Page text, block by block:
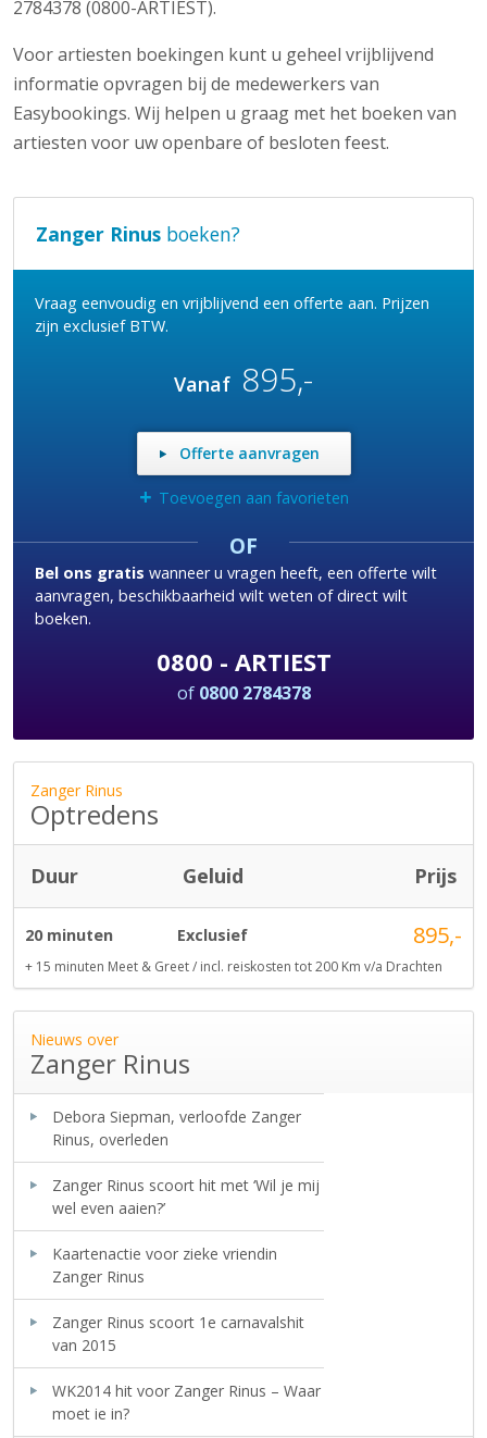
2784378 (0800-ARTIEST).
Voor artiesten boekingen kunt u geheel vrijblijvend
informatie opvragen bij de medewerkers van
Easybookings. Wij helpen u graag met het boeken van
artiesten voor uw openbare of besloten feest.
Zanger Rinus boeken?
Vraag eenvoudig en vrijblijvend een offerte aan. Prijzen
zijn exclusief BTW.
Vanaf 895,-
Offerte aanvragen
+ Toevoegen aan favorieten
OF
Bel ons gratis wanneer u vragen heeft, een offerte wilt
aanvragen, beschikbaarheid wilt weten of direct wilt
boeken.
0800 - ARTIEST
of 0800 2784378
Zanger Rinus
Optredens
Duur Geluid Prijs
20 minuten Exclusief 895,-
+ 15 minuten Meet & Greet / incl. reiskosten tot 200 Km v/a Drachten
Nieuws over
Zanger Rinus
Debora Siepman, verloofde Zanger
Rinus, overleden
Zanger Rinus scoort hit met ‘Wil je mij
wel even aaien?’
Kaartenactie voor zieke vriendin
Zanger Rinus
Zanger Rinus scoort 1e carnavalshit
van 2015
WK2014 hit voor Zanger Rinus – Waar
moet ie in?